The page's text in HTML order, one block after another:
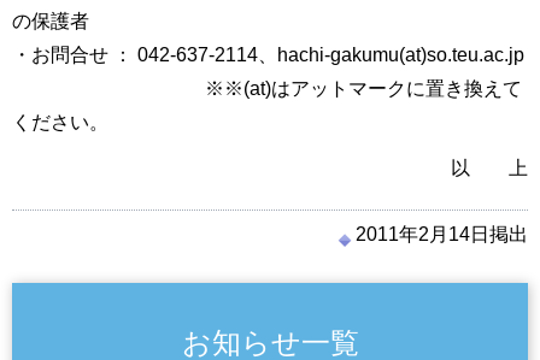
の保護者
・お問合せ ： 042-637-2114、hachi-gakumu(at)so.teu.ac.jp
※※(at)はアットマークに置き換えて
ください。
以 上
2011年2月14日掲出
お知らせ一覧